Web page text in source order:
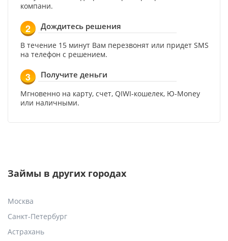
компани.
2 Дождитесь решения
В течение 15 минут Вам перезвонят или придет SMS
на телефон с решением.
3 Получите деньги
Мгновенно на карту, счет, QIWI-кошелек, Ю-Money
или наличными.
Займы в других городах
Москва
Санкт-Петербург
Астрахань